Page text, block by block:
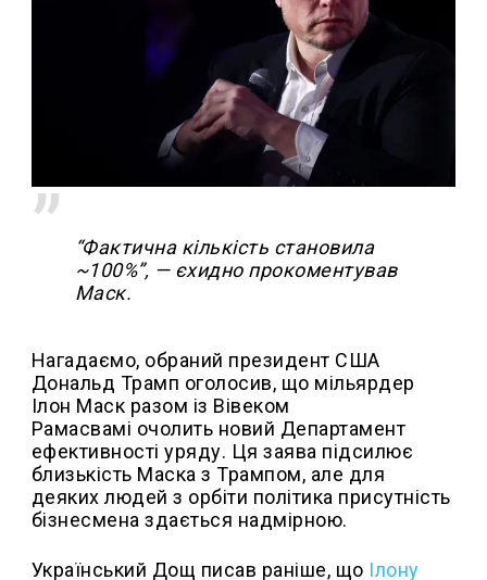
“Фактична кількість становила
~100%”, — єхидно прокоментував
Маск.
Нагадаємо, обраний президент США
Дональд Трамп оголосив, що мільярдер
Ілон Маск разом із Вівеком
Рамасвамі очолить новий Департамент
ефективності уряду. Ця заява підсилює
близькість Маска з Трампом, але для
деяких людей з орбіти політика присутність
бізнесмена здається надмірною.
Український Дощ писав раніше, що Ілону